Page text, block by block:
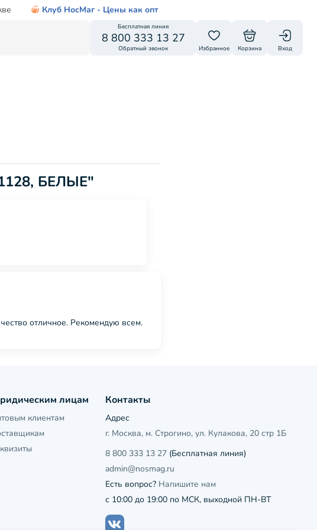
Клуб НосМаг - Цены как опт
Бесплатная линия
8 800 333 13 27
Обратный звонок Избранное Корзина Вход
БЕЛЫЕ"
отличное. Рекомендую всем.
лицам
клиентам
Контакты
Адрес
г. Москва, м. Строгино, ул. Кулакова, 20 стр 1Б
8 800 333 13 27(Бесплатная линия)
admin@nosmag.ru
Есть вопрос? Напишите нам
с 10:00 до 19:00 по МСК, выходной ПН-ВТ